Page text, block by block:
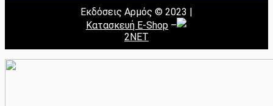
Εκδόσεις Αρμός © 2023 |
Κατασκευή E-Shop –
2NET